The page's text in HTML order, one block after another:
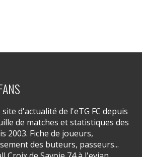
site d'actualité de l'eTG FC depuis
de matches et statistiques des
2003. Fiche de joueurs,
des buteurs, passeurs...